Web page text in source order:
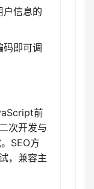
户信息的
即可调
前
次开发与
SEO方
，兼容主